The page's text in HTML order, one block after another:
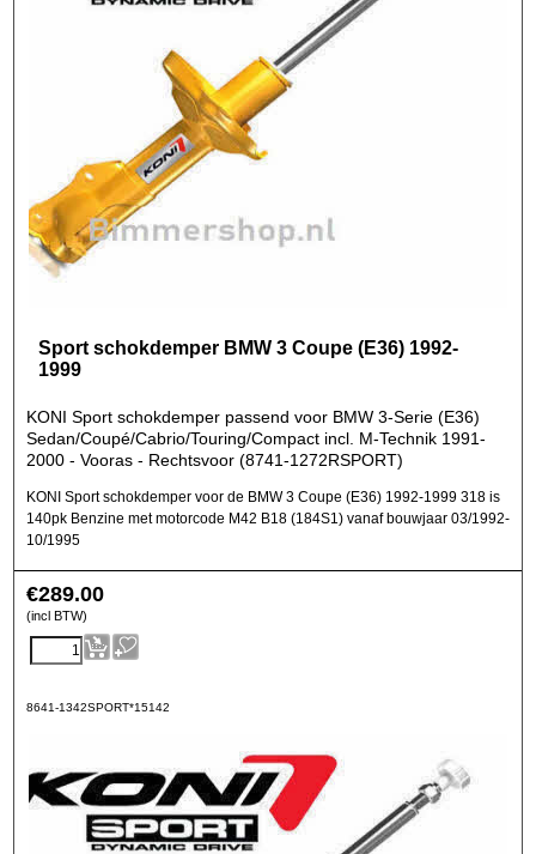
Sport schokdemper BMW 3 Coupe (E36) 1992-
1999
KONI Sport schokdemper passend voor BMW 3-Serie (E36)
Sedan/Coupé/Cabrio/Touring/Compact incl. M-Technik 1991-
2000 - Vooras - Rechtsvoor (8741-1272RSPORT)
KONI Sport schokdemper voor de BMW 3 Coupe (E36) 1992-1999 318 is
140pk Benzine met motorcode M42 B18 (184S1) vanaf bouwjaar 03/1992-
10/1995
€289.00
(incl BTW)
8641-1342SPORT*15142